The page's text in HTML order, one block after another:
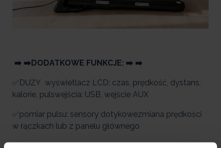
➡️ ➡️DODATKOWE FUNKCJE: ➡️ ➡️
✅DUŻY wyświetlacz LCD: czas, prędkość, dystans,
kalorie, pulswejścia: USB, wejście AUX
✅pomiar pulsu: sensory dotykowezmiana prędkości
w rączkach lub z panelu głównego
✅system bezpieczeństwa: klucz magnetyczny